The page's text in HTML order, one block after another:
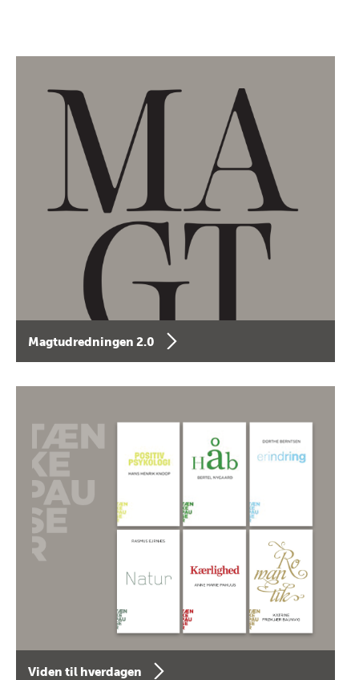
Magtudredningen 2.0
Viden til hverdagen